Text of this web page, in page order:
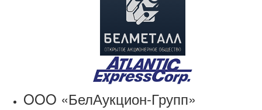
OOO «БелАукцион-Групп»